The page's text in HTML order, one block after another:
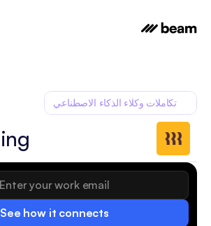
See how it connects
تكاملات وكلاء الذكاء الاصطناعي